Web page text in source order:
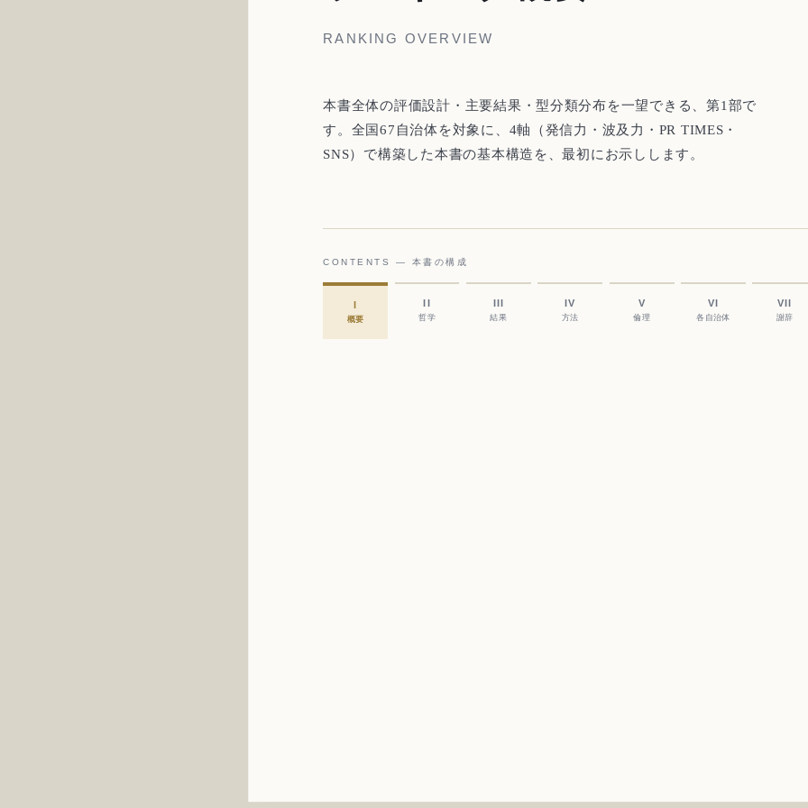
RANKING OVERVIEW
本書全体の評価設計・主要結果・型分類分布を一望できる、第1部で
す。全国67自治体を対象に、4軸（発信力・波及力・PR TIMES・
SNS）で構築した本書の基本構造を、最初にお示しします。
CONTENTS — 本書の構成
概要 哲学 結果
IV
方法
V
倫理
VI
各自治体
VII
謝辞